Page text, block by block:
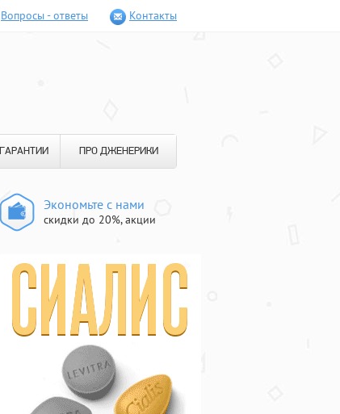
Вопросы - ответы Контакты
ГАРАНТИИ ПРО ДЖЕНЕРИКИ
Экономьте с нами
скидки до 20%, акции